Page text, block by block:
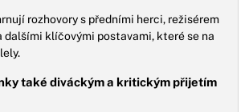
rozhovory s předními herci, režisérem
dalšími klíčovými postavami, které se na
také diváckým a kritickým přijetím